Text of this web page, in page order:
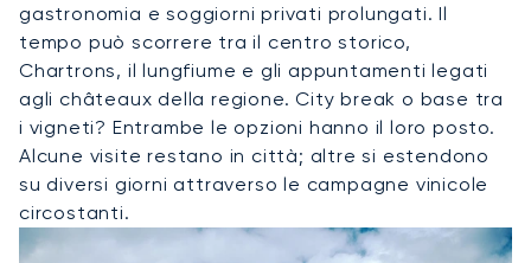
gastronomia e soggiorni privati prolungati. Il
tempo può scorrere tra il centro storico,
Chartrons, il lungfiume e gli appuntamenti legati
agli châteaux della regione. City break o base tra
i vigneti? Entrambe le opzioni hanno il loro posto.
Alcune visite restano in città; altre si estendono
su diversi giorni attraverso le campagne vinicole
circostanti.